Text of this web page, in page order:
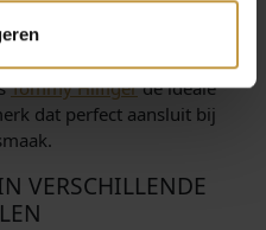
Wellingtonbiedt elegante
en verwisselbare banden,
stijl wisselt. Voor wie van
Tommy Hilfigerde ideale
dat perfect aansluit bij
VERSCHILLENDE